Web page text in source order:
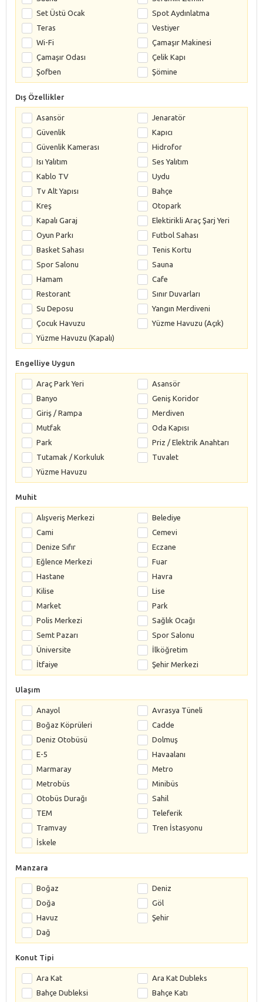
Set Üstü Ocak
Spot Aydınlatma
Teras
Vestiyer
Wi-Fi
Çamaşır Makinesi
Çamaşır Odası
Çelik Kapı
Şofben
Şömine
Dış Özellikler
Asansör
Jenaratör
Güvenlik
Kapıcı
Güvenlik Kamerası
Hidrofor
Isı Yalıtım
Ses Yalıtım
Kablo TV
Uydu
Tv Alt Yapısı
Bahçe
Kreş
Otopark
Kapalı Garaj
Elektirikli Araç Şarj Yeri
Oyun Parkı
Futbol Sahası
Basket Sahası
Tenis Kortu
Spor Salonu
Sauna
Hamam
Cafe
Restorant
Sınır Duvarları
Su Deposu
Yangın Merdiveni
Çocuk Havuzu
Yüzme Havuzu (Açık)
Yüzme Havuzu (Kapalı)
Engelliye Uygun
Araç Park Yeri
Asansör
Banyo
Geniş Koridor
Giriş / Rampa
Merdiven
Mutfak
Oda Kapısı
Park
Priz / Elektrik Anahtarı
Tutamak / Korkuluk
Tuvalet
Yüzme Havuzu
Muhit
Alışveriş Merkezi
Belediye
Cami
Cemevi
Denize Sıfır
Eczane
Eğlence Merkezi
Fuar
Hastane
Havra
Kilise
Lise
Market
Park
Polis Merkezi
Sağlık Ocağı
Semt Pazarı
Spor Salonu
Üniversite
İlköğretim
İtfaiye
Şehir Merkezi
Ulaşım
Anayol
Avrasya Tüneli
Boğaz Köprüleri
Cadde
Deniz Otobüsü
Dolmuş
E-5
Havaalanı
Marmaray
Metro
Metrobüs
Minibüs
Otobüs Durağı
Sahil
TEM
Teleferik
Tramvay
Tren İstasyonu
İskele
Manzara
Boğaz
Deniz
Doğa
Göl
Havuz
Şehir
Dağ
Konut Tipi
Ara Kat
Ara Kat Dubleks
Bahçe Dubleksi
Bahçe Katı